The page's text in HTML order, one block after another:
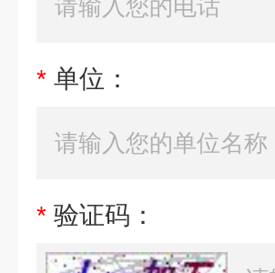
* 单位：
* 验证码：